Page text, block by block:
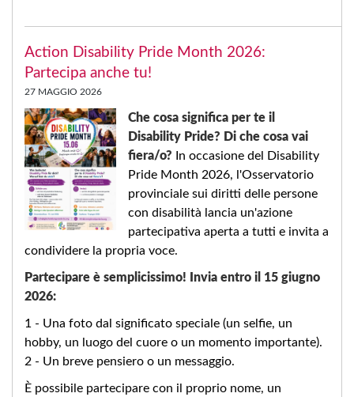
Action Disability Pride Month 2026:
Partecipa anche tu!
27 MAGGIO 2026
Che cosa significa per te il
Disability Pride? Di che cosa vai
fiera/o? In occasione del Disability
Pride Month 2026, l'Osservatorio
provinciale sui diritti delle persone
con disabilità lancia un'azione
partecipativa aperta a tutti e invita a
condividere la propria voce.
Partecipare è semplicissimo! Invia entro il 15 giugno
2026:
1 - Una foto dal significato speciale (un selfie, un
hobby, un luogo del cuore o un momento importante).
2 - Un breve pensiero o un messaggio.
È possibile partecipare con il proprio nome, un